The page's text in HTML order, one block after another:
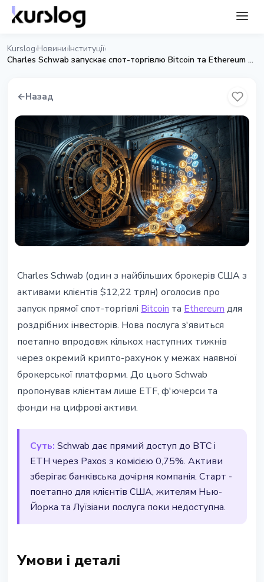
Kurslog›Новини›Інституції›
Charles Schwab запускає спот-торгівлю Bitcoin та Ethereum для роздрібних інвесторів
←Назад
Charles Schwab запускає спот-
торгівлю Bitcoin та Ethereum для
роздрібних інвесторів
16 квітня 2026 р.2 хв читання
Наталія Дорофєєва
Charles Schwab (один з найбільших брокерів США з
активами клієнтів $12,22 трлн) оголосив про
запуск прямої спот-торгівлі Bitcoin та Ethereum для
роздрібних інвесторів. Нова послуга з'явиться
поетапно впродовж кількох наступних тижнів
через окремий крипто-рахунок у межах наявної
брокерської платформи. До цього Schwab
пропонував клієнтам лише ETF, ф'ючерси та
фонди на цифрові активи.
Суть: Schwab дає прямий доступ до BTC і
ETH через Paxos з комісією 0,75%. Активи
зберігає банківська дочірня компанія. Старт -
поетапно для клієнтів США, жителям Нью-
Йорка та Луїзіани послуга поки недоступна.
Умови і деталі